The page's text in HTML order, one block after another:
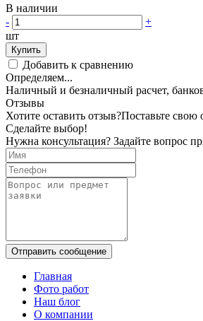
В наличии
-
+
шт
Купить
Добавить к сравнению
Определяем...
Наличный и безналичный расчет,
Отзывы
Хотите оставить отзыв?Поставьте свою
Сделайте выбор!
Нужна консультация? Задайте вопрос
Отправить сообщение
Главная
Фото работ
Наш блог
О компании